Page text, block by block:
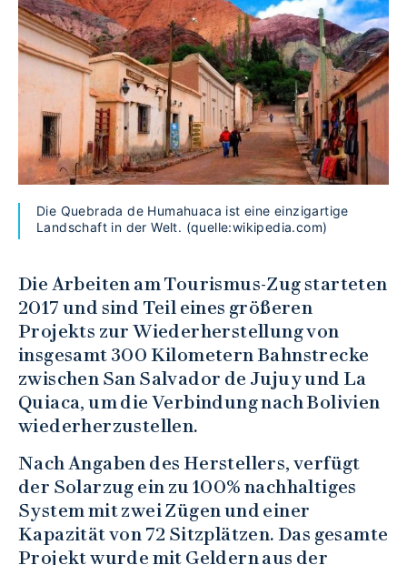
Die Quebrada de Humahuaca ist eine einzigartige
Landschaft in der Welt. (quelle:wikipedia.com)
Die Arbeiten am Tourismus-Zug starteten
2017 und sind Teil eines größeren
Projekts zur Wiederherstellung von
insgesamt 300 Kilometern Bahnstrecke
zwischen San Salvador de Jujuy und La
Quiaca, um die Verbindung nach Bolivien
wiederherzustellen.
Nach Angaben des Herstellers, verfügt
der Solarzug ein zu 100% nachhaltiges
System mit zwei Zügen und einer
Kapazität von 72 Sitzplätzen. Das gesamte
Projekt wurde mit Geldern aus der